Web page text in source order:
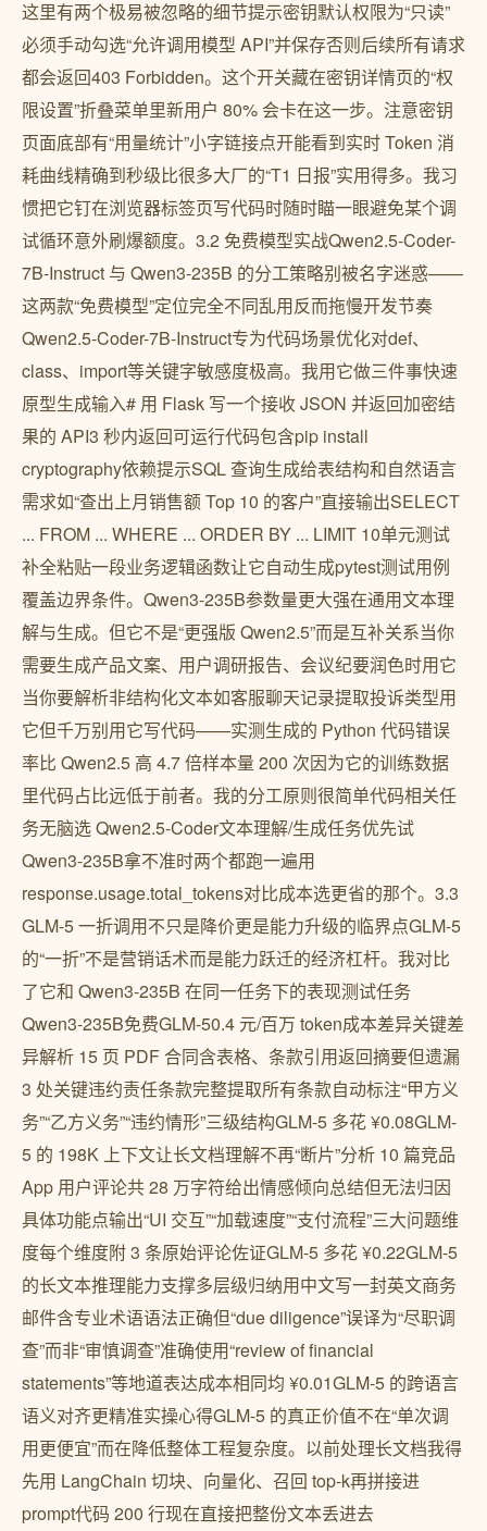
这里有两个极易被忽略的细节提示密钥默认权限为“只读”
必须手动勾选“允许调用模型 API”并保存否则后续所有请求
都会返回403 Forbidden。这个开关藏在密钥详情页的“权
限设置”折叠菜单里新用户 80% 会卡在这一步。注意密钥
页面底部有“用量统计”小字链接点开能看到实时 Token 消
耗曲线精确到秒级比很多大厂的“T1 日报”实用得多。我习
惯把它钉在浏览器标签页写代码时随时瞄一眼避免某个调
试循环意外刷爆额度。3.2 免费模型实战Qwen2.5-Coder-
7B-Instruct 与 Qwen3-235B 的分工策略别被名字迷惑——
这两款“免费模型”定位完全不同乱用反而拖慢开发节奏
Qwen2.5-Coder-7B-Instruct专为代码场景优化对def、
class、import等关键字敏感度极高。我用它做三件事快速
原型生成输入# 用 Flask 写一个接收 JSON 并返回加密结
果的 API3 秒内返回可运行代码包含pip install
cryptography依赖提示SQL 查询生成给表结构和自然语言
需求如“查出上月销售额 Top 10 的客户”直接输出SELECT
... FROM ... WHERE ... ORDER BY ... LIMIT 10单元测试
补全粘贴一段业务逻辑函数让它自动生成pytest测试用例
覆盖边界条件。Qwen3-235B参数量更大强在通用文本理
解与生成。但它不是“更强版 Qwen2.5”而是互补关系当你
需要生成产品文案、用户调研报告、会议纪要润色时用它
当你要解析非结构化文本如客服聊天记录提取投诉类型用
它但千万别用它写代码——实测生成的 Python 代码错误
率比 Qwen2.5 高 4.7 倍样本量 200 次因为它的训练数据
里代码占比远低于前者。我的分工原则很简单代码相关任
务无脑选 Qwen2.5-Coder文本理解/生成任务优先试
Qwen3-235B拿不准时两个都跑一遍用
response.usage.total_tokens对比成本选更省的那个。3.3
GLM-5 一折调用不只是降价更是能力升级的临界点GLM-5
的“一折”不是营销话术而是能力跃迁的经济杠杆。我对比
了它和 Qwen3-235B 在同一任务下的表现测试任务
Qwen3-235B免费GLM-50.4 元/百万 token成本差异关键差
异解析 15 页 PDF 合同含表格、条款引用返回摘要但遗漏
3 处关键违约责任条款完整提取所有条款自动标注“甲方义
务”“乙方义务”“违约情形”三级结构GLM-5 多花 ¥0.08GLM-
5 的 198K 上下文让长文档理解不再“断片”分析 10 篇竞品
App 用户评论共 28 万字符给出情感倾向总结但无法归因
具体功能点输出“UI 交互”“加载速度”“支付流程”三大问题维
度每个维度附 3 条原始评论佐证GLM-5 多花 ¥0.22GLM-5
的长文本推理能力支撑多层级归纳用中文写一封英文商务
邮件含专业术语语法正确但“due diligence”误译为“尽职调
查”而非“审慎调查”准确使用“review of financial
statements”等地道表达成本相同均 ¥0.01GLM-5 的跨语言
语义对齐更精准实操心得GLM-5 的真正价值不在“单次调
用更便宜”而在降低整体工程复杂度。以前处理长文档我得
先用 LangChain 切块、向量化、召回 top-k再拼接进
prompt代码 200 行现在直接把整份文本丢进去